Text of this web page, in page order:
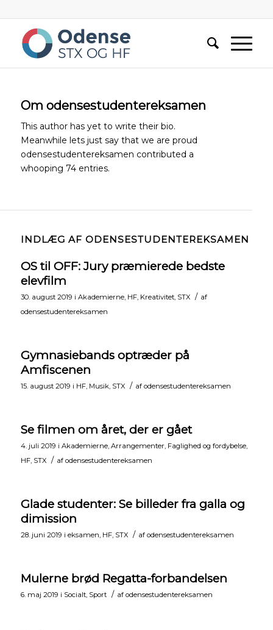
Om odensestudentereksamen
This author has yet to write their bio.
Meanwhile lets just say that we are proud
odensestudentereksamen contributed a
whooping 74 entries.
INDLÆG AF ODENSESTUDENTEREKSAMEN
OS til OFF: Jury præmierede bedste
elevfilm
30. august 2019 i Akademierne, HF, Kreativitet, STX / af
odensestudentereksamen
Gymnasiebands optræder på
Amfiscenen
15. august 2019 i HF, Musik, STX / af odensestudentereksamen
Se filmen om året, der er gået
4. juli 2019 i Akademierne, Arrangementer, Faglighed og fordybelse,
HF, STX / af odensestudentereksamen
Glade studenter: Se billeder fra galla og
dimission
28. juni 2019 i eksamen HF, STX / af odensestudentereksamen
Mulerne brød Regatta-forbandelsen
6. maj 2019 i Socialt, Sport / af odensestudentereksamen